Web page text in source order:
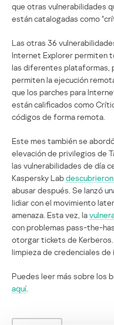
que otras vulnerabilidades
están catalogadas como
Las otras 36
Internet Explorer permiten
las diferentes plataformas,
permiten la ejecución
que los parches para
están calificados como
códigos de forma remota.
Este mes también se
elevación de privilegios de
las vulnerabilidades de día
Kaspersky Labdescubrieron
abusar después. Se lanzó
lidiar con el movimiento
amenaza. Esta vez, la
con problemas pass-the-
otorgar tickets de
limpieza de credenciales de
Puedes leer más sobre los
aquí.